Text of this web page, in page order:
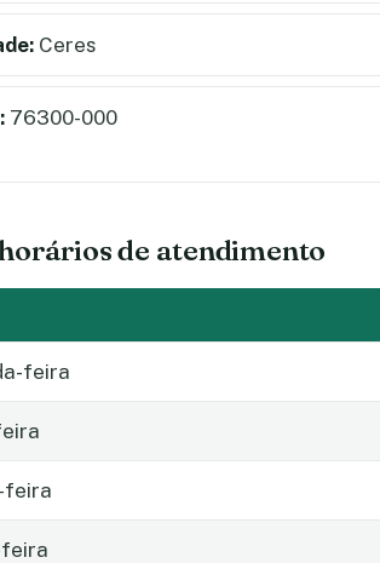
Ceres
76300-000
de atendimento
feira
feira